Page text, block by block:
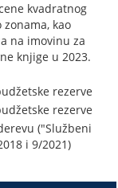
kvadratnog
kao
na imovinu za
knjige u 2023.
rezerve
rezerve
("Službeni
i 9/2021)